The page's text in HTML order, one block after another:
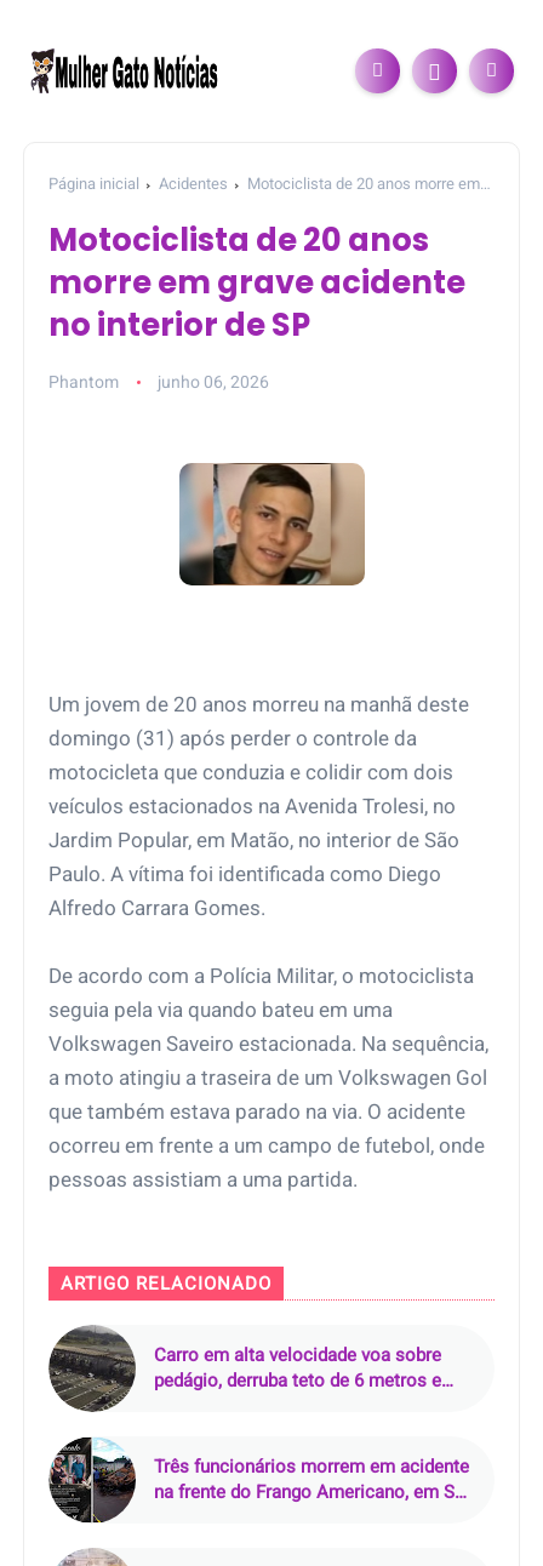
Página inicial Acidentes
Motociclista de 20 anos morre em
Motociclista de 20 anos
morre em grave acidente
no interior de SP
Phantom junho 06, 2026
Um jovem de 20 anos morreu na manhã deste
domingo (31) após perder o controle da
motocicleta que conduzia e colidir com dois
veículos estacionados na Avenida Trolesi, no
Jardim Popular, em Matão, no interior de São
Paulo. A vítima foi identificada como Diego
Alfredo Carrara Gomes.
De acordo com a Polícia Militar, o motociclista
seguia pela via quando bateu em uma
Volkswagen Saveiro estacionada. Na sequência,
a moto atingiu a traseira de um Volkswagen Gol
que também estava parado na via. O acidente
ocorreu em frente a um campo de futebol, onde
pessoas assistiam a uma partida.
ARTIGO RELACIONADO
Carro em alta velocidade voa sobre
pedágio, derruba teto de 6 metros e
Três funcionários morrem em acidente
na frente do Frango Americano, em São